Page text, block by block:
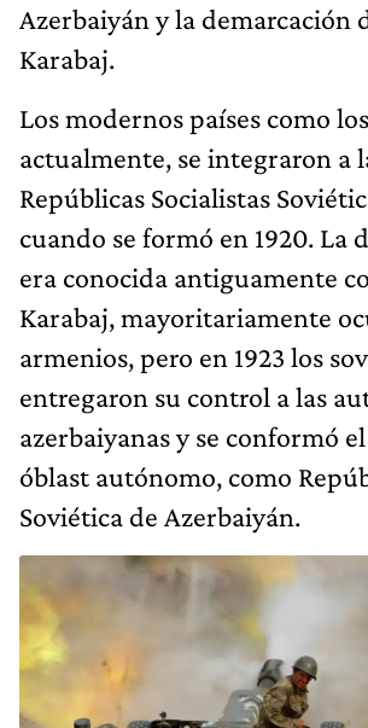
Azerbaiyán y la demarcación
Karabaj.
Los modernos países como
actualmente, se integraron a
Repúblicas Socialistas
cuando se formó en 1920. La
era conocida antiguamente
Karabaj, mayoritariamente
armenios, pero en 1923 los
entregaron su control a las
azerbaiyanas y se conformó
óblast autónomo, como
Soviética de Azerbaiyán.